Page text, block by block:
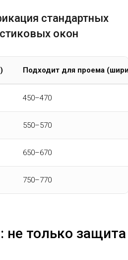
стандартных
окон
Подходит для проема
450–470
550–570
650–670
750–770
не только защита